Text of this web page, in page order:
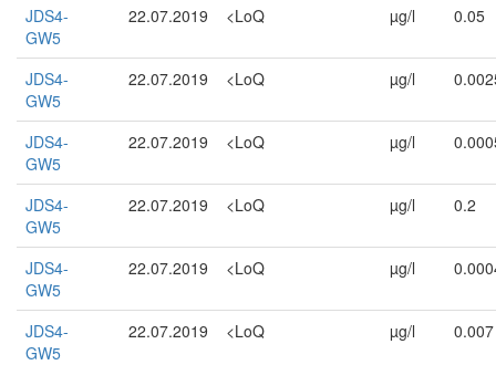
JDS4-
GW5
22.07.2019 <LoQ µg/l 0.05
JDS4-
GW5
22.07.2019 <LoQ µg/l
JDS4-
GW5
22.07.2019 <LoQ µg/l
JDS4-
GW5
22.07.2019 <LoQ µg/l 0.2
JDS4-
GW5
22.07.2019 <LoQ µg/l
JDS4-
GW5
22.07.2019 <LoQ µg/l 0.007